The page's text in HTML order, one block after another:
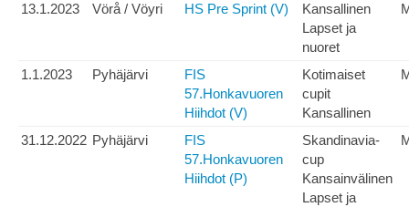
13.1.2023 Vörå / Vöyri HS Pre Sprint (V)
Kansallinen
Lapset ja
nuoret
1.1.2023 Pyhäjärvi
FIS
57.Honkavuoren
Hiihdot (V)
Kotimaiset
cupit
Kansallinen
31.12.2022 Pyhäjärvi
FIS
57.Honkavuoren
Hiihdot (P)
Skandinavia-
cup
Kansainvälinen
Lapset ja